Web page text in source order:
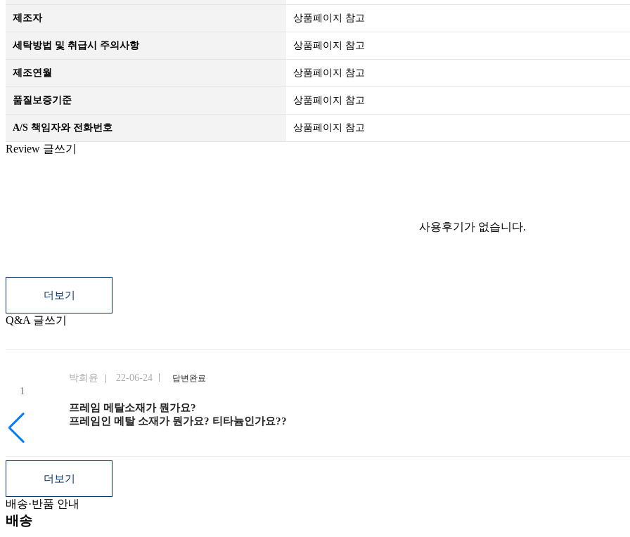
제조자 상품페이지 참고
세탁방법 및 취급시 주의사항 상품페이지 참고
제조연월 상품페이지 참고
품질보증기준 상품페이지 참고
A/S 책임자와 전화번호 상품페이지 참고
Review 글쓰기
사용후기가 없습니다.
더보기
Q&A 글쓰기
박희윤 22-06-24 답변완료
프레임 메탈소재가 뭔가요?
프레임인 메탈 소재가 뭔가요? 티타늄인가요??
더보기
배송·반품 안내
배송